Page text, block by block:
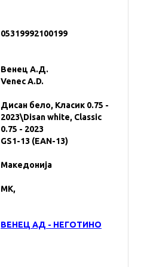
05319992100199
Венец А.Д.
Venec A.D.
Дисан бело, Класик 0.75 -
2023\Disan white, Classic
0.75 - 2023
GS1-13 (EAN-13)
Македонија
MK,
ВЕНЕЦ АД - НЕГОТИНО